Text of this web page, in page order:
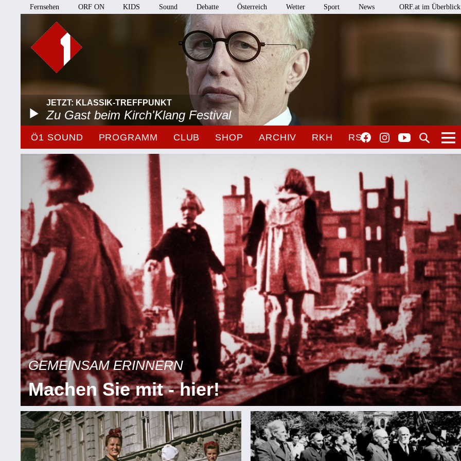
Fernsehen ORF ON KIDS Sound Debatte Österreich Wetter Sport News ORF.at im Überblick
JETZT: KLASSIK-TREFFPUNKT
Zu Gast beim Kirch'Klang Festival
Ö1 SOUND PROGRAMM CLUB SHOP ARCHIV RKH RSO
GEMEINSAM ERINNERN
Machen Sie mit - hier!